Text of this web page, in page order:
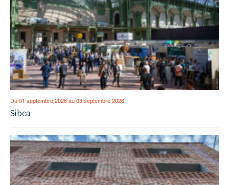
Du 01 septembre 2026 au 03 septembre 2026
Sibca